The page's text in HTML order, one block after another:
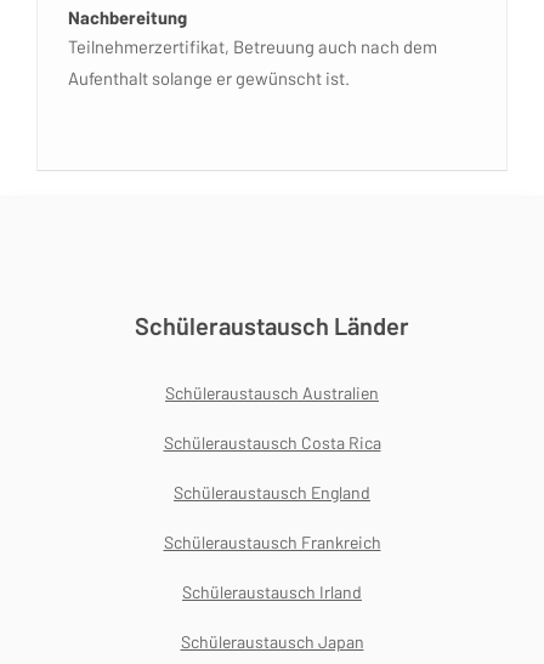
Nachbereitung
Teilnehmerzertifikat, Betreuung auch nach dem
Aufenthalt solange er gewünscht ist.
Schüleraustausch Länder
Schüleraustausch Australien
Schüleraustausch Costa Rica
Schüleraustausch England
Schüleraustausch Frankreich
Schüleraustausch Irland
Schüleraustausch Japan